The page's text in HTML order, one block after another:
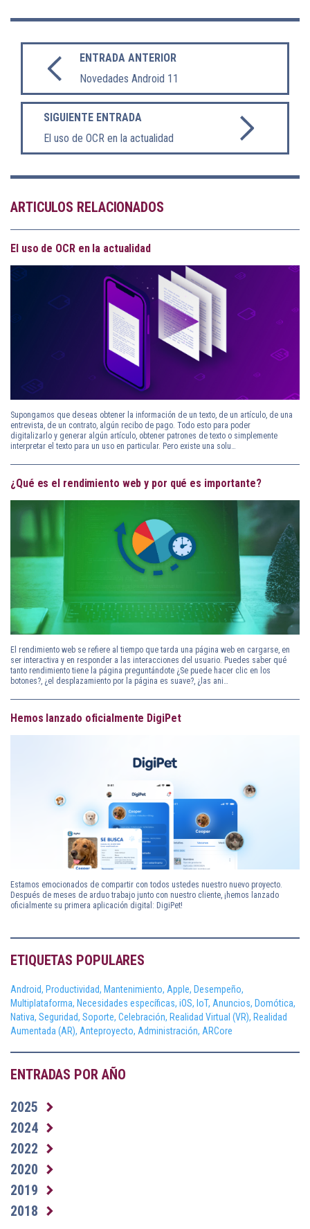
ENTRADA ANTERIOR
Novedades Android 11
SIGUIENTE ENTRADA
El uso de OCR en la actualidad
ARTICULOS RELACIONADOS
El uso de OCR en la actualidad
Supongamos que deseas obtener la información de un texto, de un artículo, de una
entrevista, de un contrato, algún recibo de pago. Todo esto para poder
digitalizarlo y generar algún artículo, obtener patrones de texto o simplemente
interpretar el texto para un uso en particular. Pero existe una solu…
¿Qué es el rendimiento web y por qué es importante?
El rendimiento web se refiere al tiempo que tarda una página web en cargarse, en
ser interactiva y en responder a las interacciones del usuario. Puedes saber qué
tanto rendimiento tiene la página preguntándote ¿Se puede hacer clic en los
botones?, ¿el desplazamiento por la página es suave?, ¿las ani…
Hemos lanzado oficialmente DigiPet
Estamos emocionados de compartir con todos ustedes nuestro nuevo proyecto.
Después de meses de arduo trabajo junto con nuestro cliente, ¡hemos lanzado
oficialmente su primera aplicación digital: DigiPet!
ETIQUETAS POPULARES
Android, Productividad, Mantenimiento, Apple, Desempeño,
Multiplataforma, Necesidades específicas, iOS, IoT, Anuncios, Domótica,
Nativa, Seguridad, Soporte, Celebración, Realidad Virtual (VR), Realidad
Aumentada (AR), Anteproyecto, Administración, ARCore
ENTRADAS POR AÑO
2025
2024
2022
2020
2019
2018